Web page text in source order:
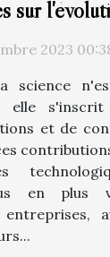
sur
2023
science
elle
et de
en plus